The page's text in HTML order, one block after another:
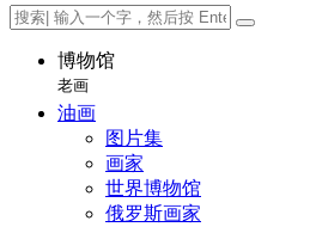
博物馆
老画
油画
图片集
画家
世界博物馆
俄罗斯画家